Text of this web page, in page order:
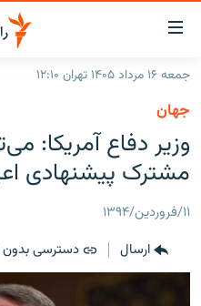
لینک‌های
قابلیت
دسترسی
بازگشت
منوی
اصلی
رفتن
به
صفحه
جستجو
جهان
برنامه‌های رادیویی
فرکانس‌ها
پادکست
چندرسانه‌ای
گزارش‌های تصویری
زنان فردا
جمعه ۱۶ مرداد ۱۴۰۵ تهران ۱۲:۱۰
جهان
وزیر دفاع آمریکا:
مشترک پیشنهادی
۱۱/فروردین/۱۳۹۴
ارسال
دسترسی بدون